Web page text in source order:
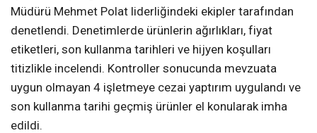
Müdürü Mehmet Polat liderliğindeki ekipler tarafından
denetlendi. Denetimlerde ürünlerin ağırlıkları, fiyat
etiketleri, son kullanma tarihleri ve hijyen koşulları
titizlikle incelendi. Kontroller sonucunda mevzuata
uygun olmayan 4 işletmeye cezai yaptırım uygulandı ve
son kullanma tarihi geçmiş ürünler el konularak imha
edildi.